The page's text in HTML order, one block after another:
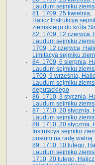
Laudum sejmiku
81. 1709, 25 kwietnia,
Halicz.Instrukcya
ziemskiego do króla
82. 1709, 12 czerwca,
Laudum sejmiku
1709, 12 czerwca,
Limitacya sejmiku
84. 1709, 6 sierpnia,
Laudum sejmiku
1709, 9 września,
Laudum sejmiku
deputackiego
86. 1710, 3 stycznia,
Laudum sejmiku
87. 1710, 20 stycznia,
Laudum sejmiku
88. 1710, 20 stycznia,
Instrukcya sejmiku
posłom na radę walną
89. 1710, 10 lutego,
Laudum sejmiku
1710, 20 lutego,